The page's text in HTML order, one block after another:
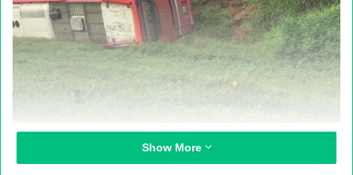
Show More